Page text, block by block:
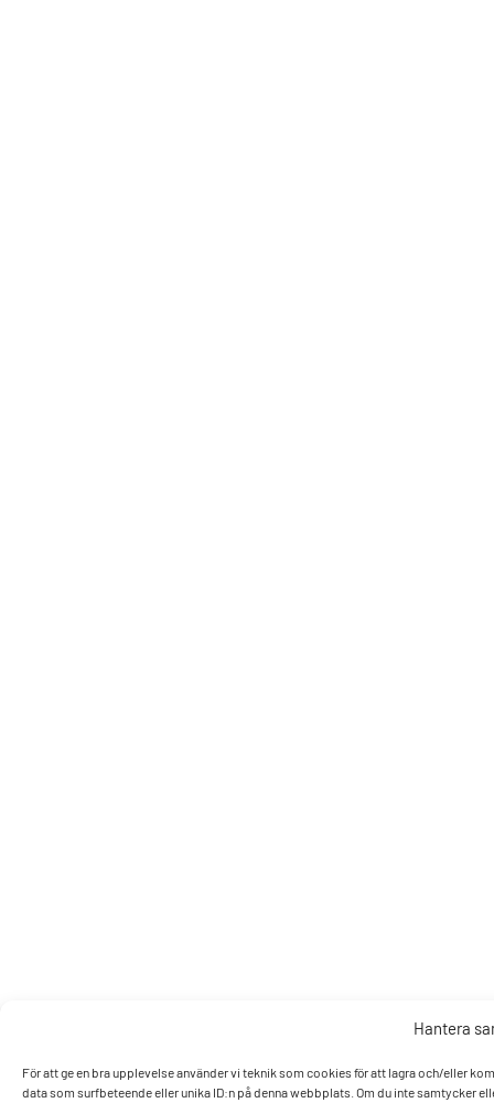
Hantera
För att ge en bra upplevelse använder vi teknik som cookies för att lagra och/eller
data som surfbeteende eller unika ID:n på denna webbplats. Om du inte samtycker